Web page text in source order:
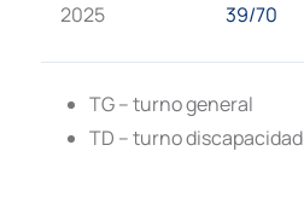
2025
39/70
TG – turno general
TD – turno discapacidad